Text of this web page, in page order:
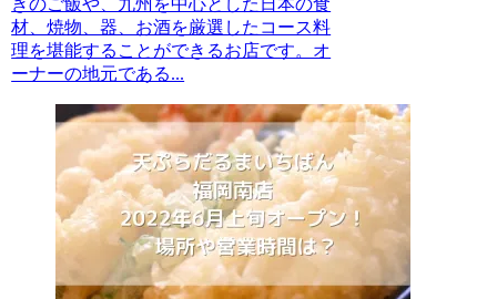
きのご飯や、九州を中心とした日本の食
材、焼物、器、お酒を厳選したコース料
理を堪能することができるお店です。オ
ーナーの地元である...